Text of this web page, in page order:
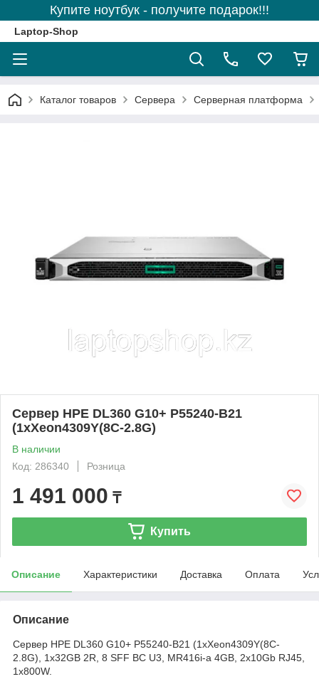
Купите ноутбук - получите подарок!!!
Laptop-Shop
Каталог товаров Сервера Серверная платформа
Сервер HPE DL360 G10+ P55240-B21
(1xXeon4309Y(8C-2.8G)
В наличии
Код: 286340
Розница
1 491 000 ₸
Купить
Описание Характеристики Доставка Оплата
Описание
Сервер HPE DL360 G10+ P55240-B21 (1xXeon4309Y(8C-
2.8G), 1x32GB 2R, 8 SFF BC U3, MR416i-a 4GB, 2x10Gb RJ45,
1x800W.